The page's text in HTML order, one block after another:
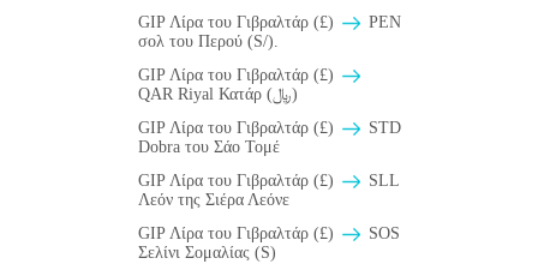
GIP Λίρα του Γιβραλτάρ (£)
PEN
σολ του Περού (S/).
GIP Λίρα του Γιβραλτάρ (£)
QAR Riyal Κατάρ (﷼)
GIP Λίρα του Γιβραλτάρ (£)
STD
Dobra του Σάο Τομέ
GIP Λίρα του Γιβραλτάρ (£)
SLL
Λεόν της Σιέρα Λεόνε
GIP Λίρα του Γιβραλτάρ (£)
SOS
Σελίνι Σομαλίας (S)